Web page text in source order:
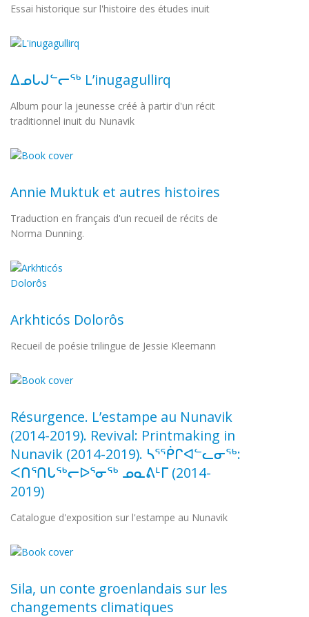
Essai historique sur l'histoire des études inuit
ᐃᓄᒐᒍᓪᓕᖅ L’inugagullirq
Album pour la jeunesse créé à partir d'un récit
traditionnel inuit du Nunavik
Annie Muktuk et autres histoires
Traduction en français d'un recueil de récits de
Norma Dunning.
Arkhticós Dolorôs
Recueil de poésie trilingue de Jessie Kleemann
Résurgence. L’estampe au Nunavik
(2014-2019). Revival: Printmaking in
Nunavik (2014-2019). ᓴᕐᖀᒋᐊᓪᓚᓂᖅ:
ᐸᑎᕐᑎᒐᖅᓕᐅᕐᓂᖅ ᓄᓇᕕᒻᒥ (2014-
2019)
Catalogue d'exposition sur l'estampe au Nunavik
Sila, un conte groenlandais sur les
changements climatiques